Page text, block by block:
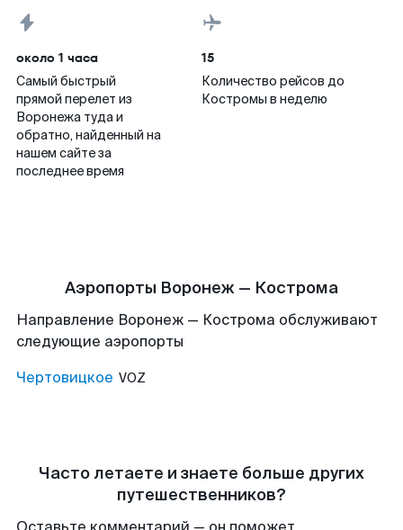
около 1 часа
Самый быстрый
прямой перелет из
Воронежа туда и
обратно, найденный на
нашем сайте за
последнее время
15
Количество рейсов до
Костромы в неделю
Аэропорты Воронеж — Кострома
Направление Воронеж — Кострома обслуживают
следующие аэропорты
Чертовицкое VOZ
Часто летаете и знаете больше других
путешественников?